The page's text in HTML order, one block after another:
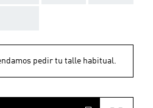
pedir tu talle habitual.